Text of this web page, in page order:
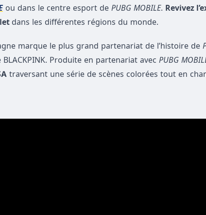
ou dans le centre esport de PUBG MOBILE. Revivez
dans les différentes régions du monde.
marque le plus grand partenariat de l’histoire de
Produite en partenariat avec PUBG
traversant une série de scènes colorées tout en